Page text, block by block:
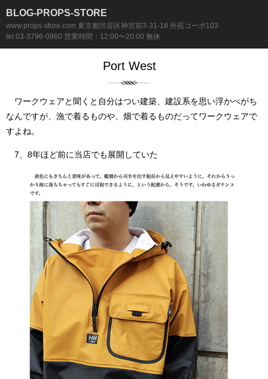
BLOG-PROPS-STORE
www.props-store.com 東京都渋谷区神宮前3-31-18 外苑コーポ103
tel:03-3796-0960 営業時間：12:00〜20:00 無休
Port West
ワークウェアと聞くと自分はつい建築、建設系を思い浮かべがち
なんですが、漁で着るものや、畑で着るものだってワークウェアで
すよね。
7、8年ほど前に当店でも展開していた